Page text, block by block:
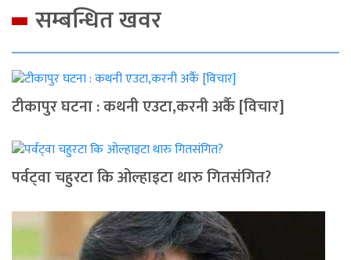
सम्बन्धित खवर
टीकापुर घटना : कथनी एउटा,करनी अर्कै [विचार]
पर्वट्‍वा चहुरटा कि ओल्हाइटा थारु गितसंगित?